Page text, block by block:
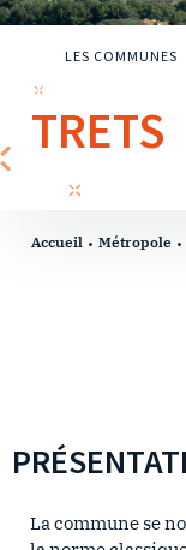
LES COMMUNES
TRETS
Accueil Métropole
La commune se